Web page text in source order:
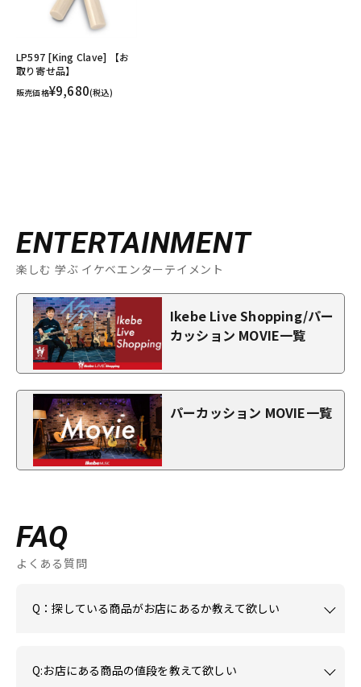
LP597 [King Clave] 【お
取り寄せ品】
販売価格¥9,680(税込)
ENTERTAINMENT
楽しむ 学ぶ イケベエンターテイメント
Ikebe Live Shopping/パー
カッション MOVIE一覧
パーカッション MOVIE一覧
FAQ
よくある質問
Q：探している商品がお店にあるか教えて欲しい
Q:お店にある商品の値段を教えて欲しい